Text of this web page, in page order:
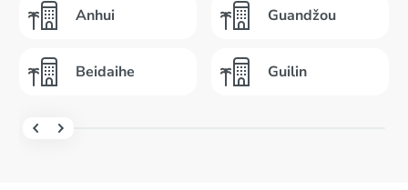
Anhui
Beidaihe
Guandžou
Guilin